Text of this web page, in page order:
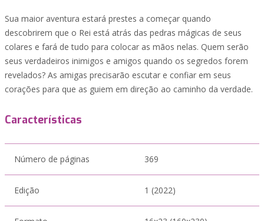
Sua maior aventura estará prestes a começar quando
descobrirem que o Rei está atrás das pedras mágicas de seus
colares e fará de tudo para colocar as mãos nelas. Quem serão
seus verdadeiros inimigos e amigos quando os segredos forem
revelados? As amigas precisarão escutar e confiar em seus
corações para que as guiem em direção ao caminho da verdade.
Características
Número de páginas 369
Edição 1 (2022)